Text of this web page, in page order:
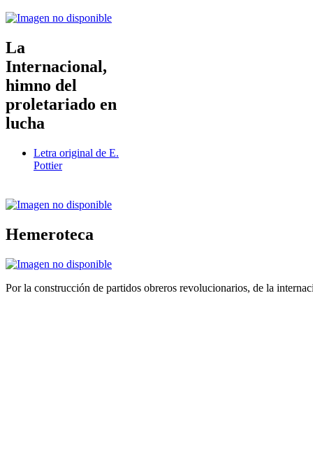
La
Internacional,
himno del
proletariado en
lucha
Letra original de E.
Pottier
Hemeroteca
Por la construcción de partidos obreros revolucionarios, de la